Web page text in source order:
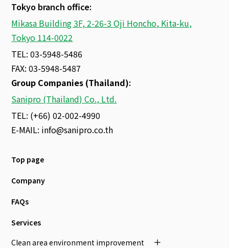
Tokyo branch office:
Mikasa Building 3F, 2-26-3 Oji Honcho, Kita-ku,
Tokyo 114-0022
TEL: 03-5948-5486
FAX: 03-5948-5487
Group Companies (Thailand):
Sanipro (Thailand) Co., Ltd.
TEL: (+66) 02-002-4990
E-MAIL: info@sanipro.co.th
Top page
Company
FAQs
Services
Clean area environment improvement